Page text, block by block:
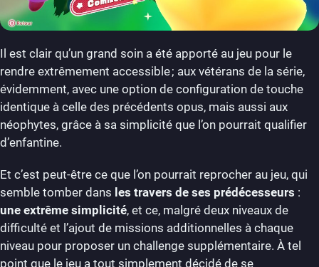
Il est clair qu’un grand soin a été apporté au jeu pour le
rendre extrêmement accessible ; aux vétérans de la série,
évidemment, avec une option de configuration de touche
identique à celle des précédents opus, mais aussi aux
néophytes, grâce à sa simplicité que l’on pourrait qualifier
d’enfantine.
Et c’est peut-être ce que l’on pourrait reprocher au jeu, qui
semble tomber dans les travers de ses prédécesseurs :
une extrême simplicité, et ce, malgré deux niveaux de
difficulté et l’ajout de missions additionnelles à chaque
niveau pour proposer un challenge supplémentaire. À tel
point que le jeu a tout simplement décidé de se